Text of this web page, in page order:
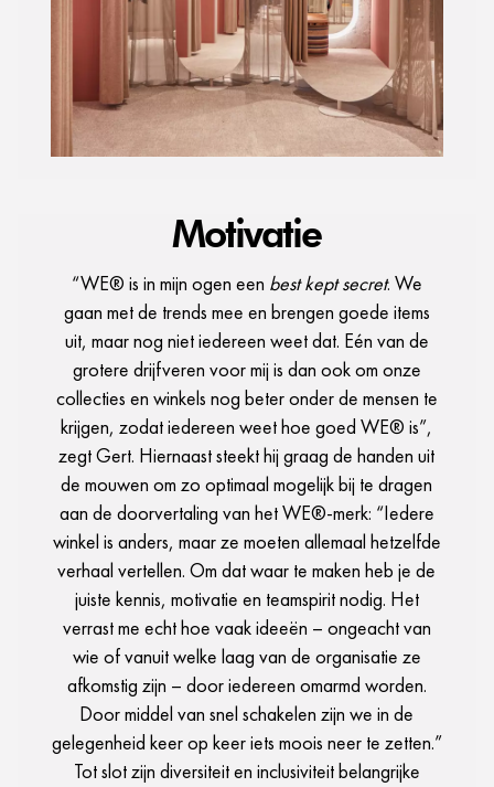
Motivatie
“WE® is in mijn ogen een best kept secret. We
gaan met de trends mee en brengen goede items
uit, maar nog niet iedereen weet dat. Eén van de
grotere drijfveren voor mij is dan ook om onze
collecties en winkels nog beter onder de mensen te
krijgen, zodat iedereen weet hoe goed WE® is”,
zegt Gert. Hiernaast steekt hij graag de handen uit
de mouwen om zo optimaal mogelijk bij te dragen
aan de doorvertaling van het WE®-merk: “Iedere
winkel is anders, maar ze moeten allemaal hetzelfde
verhaal vertellen. Om dat waar te maken heb je de
juiste kennis, motivatie en teamspirit nodig. Het
verrast me echt hoe vaak ideeën – ongeacht van
wie of vanuit welke laag van de organisatie ze
afkomstig zijn – door iedereen omarmd worden.
Door middel van snel schakelen zijn we in de
gelegenheid keer op keer iets moois neer te zetten.”
Tot slot zijn diversiteit en inclusiviteit belangrijke